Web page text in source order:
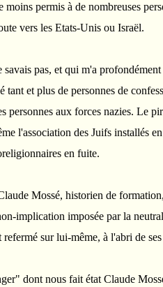
moins permis à de nombreuses
vers les Etats-Unis ou Israël.
savais pas, et qui m'a
tant et plus de personnes de
personnes aux forces nazies. Le
l'association des Juifs installés
en fuite.
Mossé, historien de
implication imposée par la
sur lui-même, à l'abri de
dont nous fait état Claude